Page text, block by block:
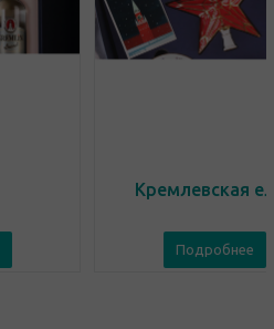
Кремлевская
Подробнее